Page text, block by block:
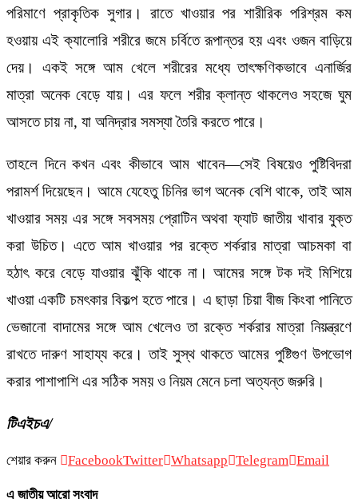
পরিমাণে প্রাকৃতিক সুগার। রাতে খাওয়ার পর শারীরিক পরিশ্রম কম
হওয়ায় এই ক্যালোরি শরীরে জমে চর্বিতে রূপান্তর হয় এবং ওজন বাড়িয়ে
দেয়। একই সঙ্গে আম খেলে শরীরের মধ্যে তাৎক্ষণিকভাবে এনার্জির
মাত্রা অনেক বেড়ে যায়। এর ফলে শরীর ক্লান্ত থাকলেও সহজে ঘুম
আসতে চায় না, যা অনিদ্রার সমস্যা তৈরি করতে পারে।
তাহলে দিনে কখন এবং কীভাবে আম খাবেন—সেই বিষয়েও পুষ্টিবিদরা
পরামর্শ দিয়েছেন। আমে যেহেতু চিনির ভাগ অনেক বেশি থাকে, তাই আম
খাওয়ার সময় এর সঙ্গে সবসময় প্রোটিন অথবা ফ্যাট জাতীয় খাবার যুক্ত
করা উচিত। এতে আম খাওয়ার পর রক্তে শর্করার মাত্রা আচমকা বা
হঠাৎ করে বেড়ে যাওয়ার ঝুঁকি থাকে না। আমের সঙ্গে টক দই মিশিয়ে
খাওয়া একটি চমৎকার বিকল্প হতে পারে। এ ছাড়া চিয়া বীজ কিংবা পানিতে
ভেজানো বাদামের সঙ্গে আম খেলেও তা রক্তে শর্করার মাত্রা নিয়ন্ত্রণে
রাখতে দারুণ সাহায্য করে। তাই সুস্থ থাকতে আমের পুষ্টিগুণ উপভোগ
করার পাশাপাশি এর সঠিক সময় ও নিয়ম মেনে চলা অত্যন্ত জরুরি।
টিএইচএ/
শেয়ার করুন FacebookTwitter Whatsapp Telegram Email
এ জাতীয় আরো সংবাদ